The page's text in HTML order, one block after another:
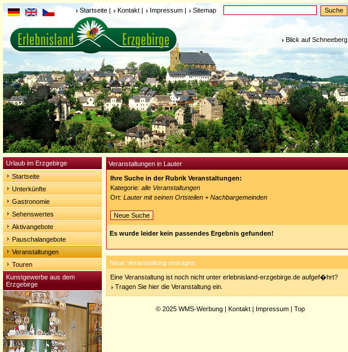
Startseite | Kontakt | Impressum | Sitemap
Blick auf Schneeberg
Urlaub im Erzgebirge
Startseite
Unterkünfte
Gastronomie
Sehenswertes
Aktivangebote
Pauschalangebote
Veranstaltungen
Touren
Kunstgewerbe aus dem
Erzgebirge
Veranstaltungen in Lauter
Ihre Suche in der Rubrik Veranstaltungen:
Kategorie: alle Veranstaltungen
Ort: Lauter mit seinen Ortsteilen + Nachbargemeinden
Neue Suche
Es wurde leider kein passendes Ergebnis gefunden!
Neue Veranstaltung eintragen
Eine Veranstaltung ist noch nicht unter erlebnisland-erzgebirge.de aufgef�hrt?
Tragen Sie hier die Veranstaltung ein.
© 2025 WMS-Werbung | Kontakt | Impressum | Top